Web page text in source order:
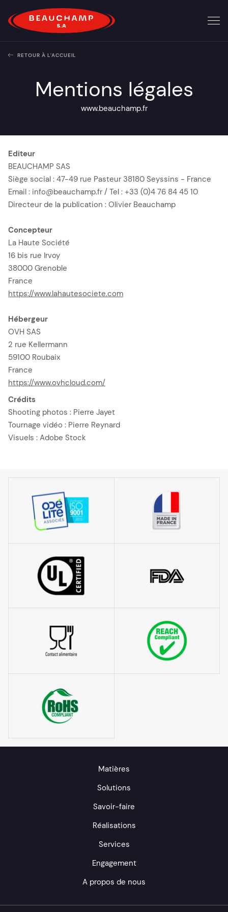
RETOUR À L'ACCUEIL
Mentions légales
www.beauchamp.fr
Editeur
BEAUCHAMP SAS
Siège social : 47-49 rue Pasteur 38180 Seyssins - France
Email : info@beauchamp.fr / Tel : +33 (0)4 76 84 45 10
Directeur de la publication : Olivier Beauchamp
Concepteur
La Haute Société
16 bis rue Irvoy
38000 Grenoble
France
https://www.lahautesociete.com
Hébergeur
OVH SAS
2 rue Kellermann
59100 Roubaix
France
https://www.ovhcloud.com/
Crédits
Shooting photos : Pierre Jayet
Tournage vidéo : Pierre Reynard
Visuels : Adobe Stock
Matières
Solutions
Savoir-faire
Réalisations
Services
Engagement
A propos de nous